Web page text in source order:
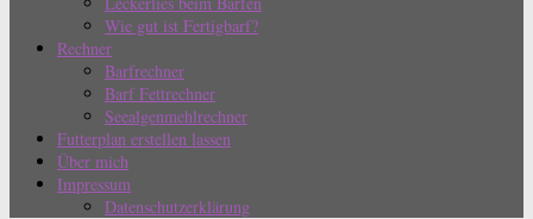
Wie gut ist Fertigbarf?
Rechner
Barfrechner
Barf Fettrechner
Seealgenmehlrechner
Futterplan erstellen lassen
Über mich
Impressum
Datenschutzerklärung